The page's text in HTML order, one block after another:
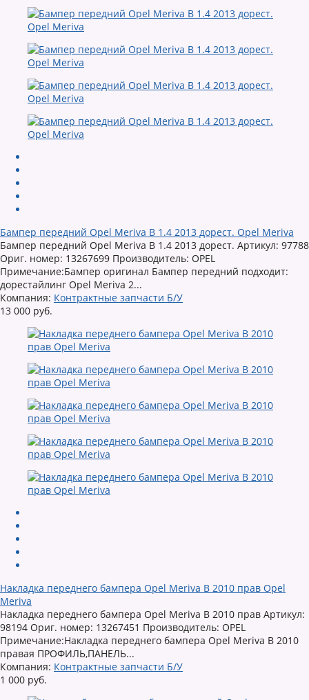
Бампер передний Opel Meriva B 1.4 2013 дорест. Opel Meriva
Бампер передний Opel Meriva B 1.4 2013 дорест. Артикул: 97788
Ориг. номер: 13267699 Производитель: OPEL
Примечание:Бампер оригинал Бампер передний подходит:
дорестайлинг Opel Meriva 2...
Компания: Контрактные запчасти Б/У
13 000 руб.
Накладка переднего бампера Opel Meriva B 2010 прав Opel
Meriva
Накладка переднего бампера Opel Meriva B 2010 прав Артикул:
98194 Ориг. номер: 13267451 Производитель: OPEL
Примечание:Накладка переднего бампера Opel Meriva B 2010
правая ПРОФИЛЬ,ПАНЕЛЬ...
Компания: Контрактные запчасти Б/У
1 000 руб.